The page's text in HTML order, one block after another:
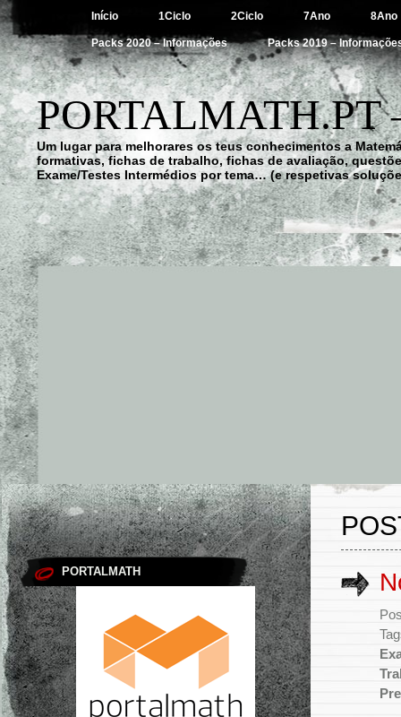
Início 1Ciclo 2Ciclo 7Ano 8Ano
Packs 2020 – Informações Packs 2019 –
Um lugar para melhorares os teus conhecimentos a
formativas, fichas de trabalho, fichas de avaliação,
Exame/Testes Intermédios por tema… (e respetivas
PORTALMATH